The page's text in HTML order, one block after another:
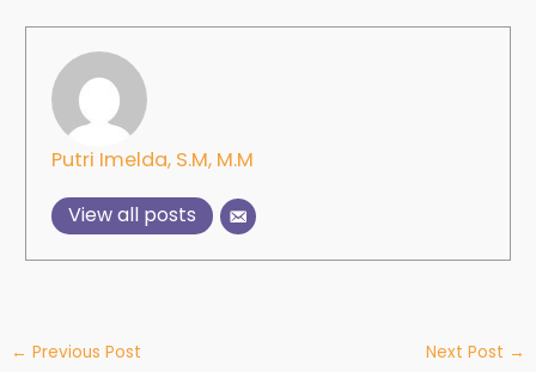
Putri Imelda, S.M, M.M
View all posts
← Previous Post Next Post →